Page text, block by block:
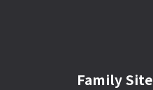
Family Site